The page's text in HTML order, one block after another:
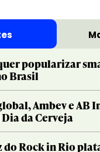
popularizar
Brasil
Ambev e AB
da Cerveja
do Rock in Rio